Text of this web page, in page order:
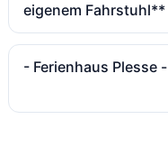
eigenem Fahrstuhl**
- Ferienhaus Plesse -